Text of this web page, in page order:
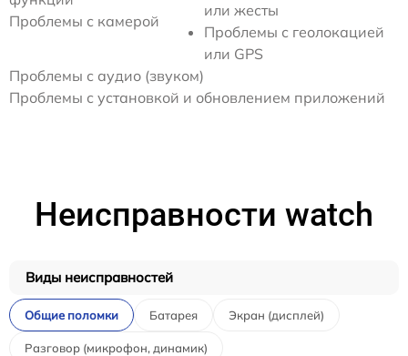
Проблемы с камерой
или жесты
Проблемы с геолокацией
или GPS
Проблемы с аудио (звуком)
Проблемы с установкой и обновлением приложений
Неисправности watch
Виды неисправностей
Общие поломки Батарея Экран (дисплей)
Разговор (микрофон, динамик)